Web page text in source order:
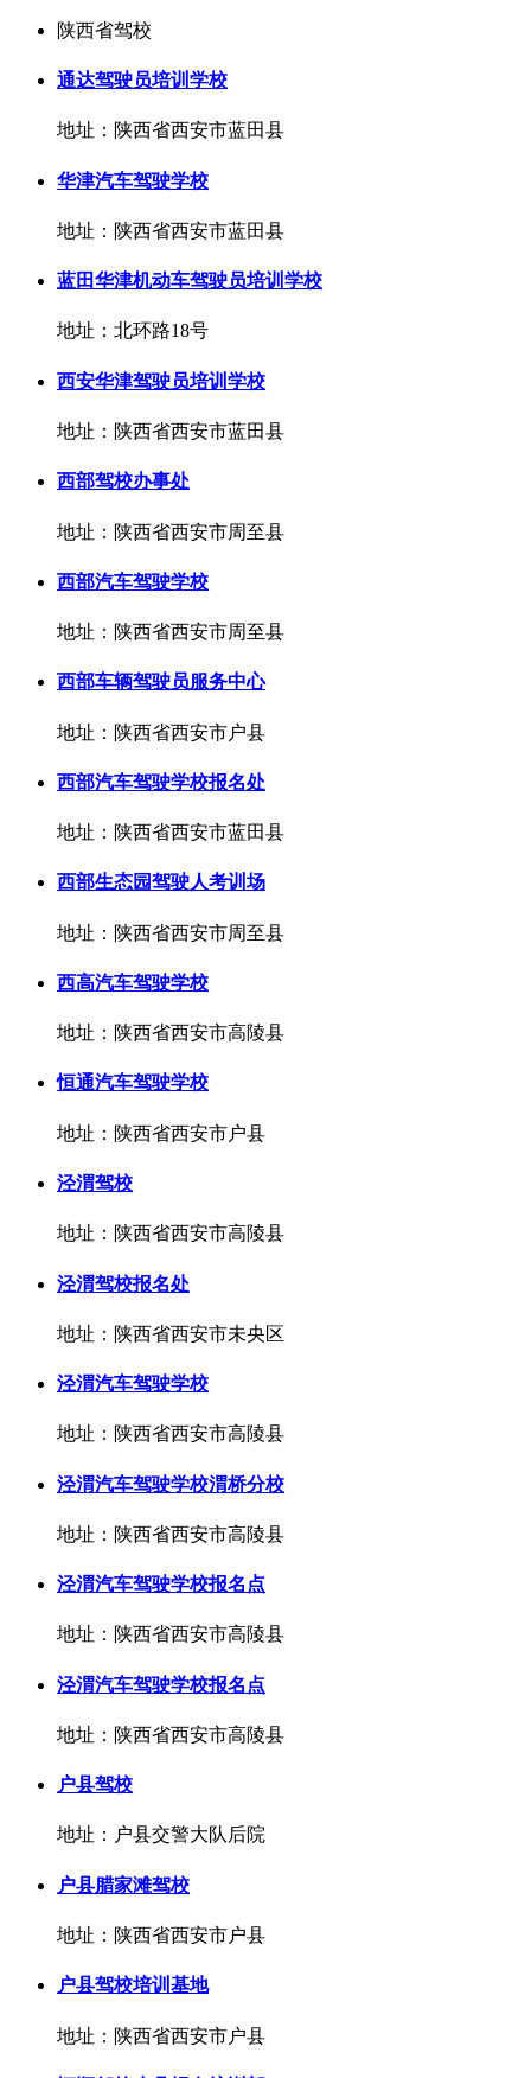
陕西省驾校
通达驾驶员培训学校
地址：陕西省西安市蓝田县
华津汽车驾驶学校
地址：陕西省西安市蓝田县
蓝田华津机动车驾驶员培训学校
地址：北环路18号
西安华津驾驶员培训学校
地址：陕西省西安市蓝田县
西部驾校办事处
地址：陕西省西安市周至县
西部汽车驾驶学校
地址：陕西省西安市周至县
西部车辆驾驶员服务中心
地址：陕西省西安市户县
西部汽车驾驶学校报名处
地址：陕西省西安市蓝田县
西部生态园驾驶人考训场
地址：陕西省西安市周至县
西高汽车驾驶学校
地址：陕西省西安市高陵县
恒通汽车驾驶学校
地址：陕西省西安市户县
泾渭驾校
地址：陕西省西安市高陵县
泾渭驾校报名处
地址：陕西省西安市未央区
泾渭汽车驾驶学校
地址：陕西省西安市高陵县
泾渭汽车驾驶学校渭桥分校
地址：陕西省西安市高陵县
泾渭汽车驾驶学校报名点
地址：陕西省西安市高陵县
泾渭汽车驾驶学校报名点
地址：陕西省西安市高陵县
户县驾校
地址：户县交警大队后院
户县腊家滩驾校
地址：陕西省西安市户县
户县驾校培训基地
地址：陕西省西安市户县